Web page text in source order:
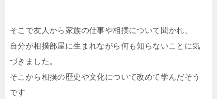
そこで友人から家族の仕事や相撲について聞かれ、
自分が相撲部屋に生まれながら何も知らないことに気
づきました。
そこから相撲の歴史や文化について改めて学んだそう
です